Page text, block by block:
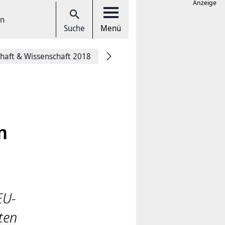
Suche Menü
& Wissenschaft 2018
Anzeige